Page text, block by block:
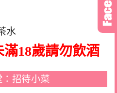
水
18歲請勿飲酒
招待小菜